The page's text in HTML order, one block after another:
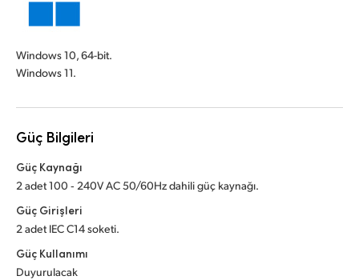
Windows 10, 64-bit.
Windows 11.
Güç Bilgileri
Güç Kaynağı
2 adet 100 ‑ 240V AC 50/60Hz dahili güç kaynağı.
Güç Girişleri
2 adet IEC C14 soketi.
Güç Kullanımı
Duyurulacak